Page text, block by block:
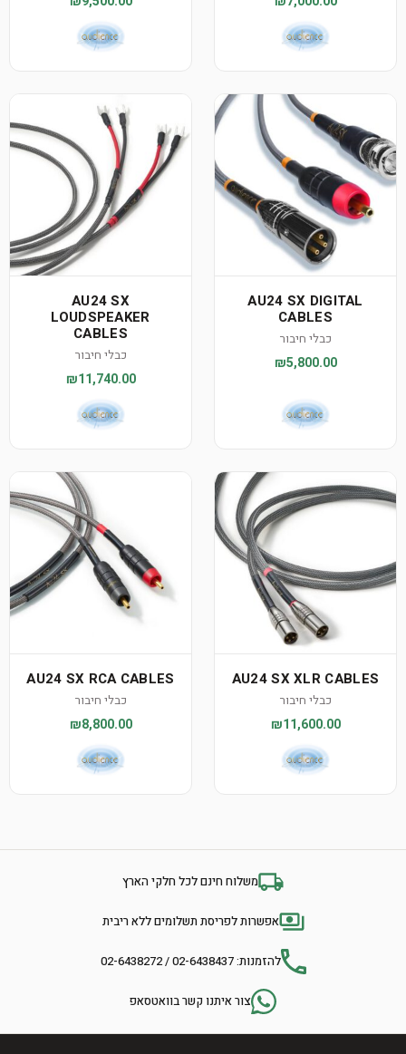
AU24 SX DIGITAL
CABLES
כבלי חיבור
₪5,800.00
AU24 SX
LOUDSPEAKER
CABLES
כבלי חיבור
₪11,740.00
AU24 SX XLR CABLES
כבלי חיבור
₪11,600.00
AU24 SX RCA CABLES
כבלי חיבור
₪8,800.00
משלוח חינם לכל חלקי הארץ
אפשרות לפריסת תשלומים ללא ריבית
להזמנות: 02-6438437 / 02-6438272
צור איתנו קשר בוואטסאפ